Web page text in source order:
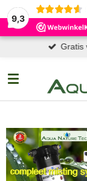
9,3
Gratis